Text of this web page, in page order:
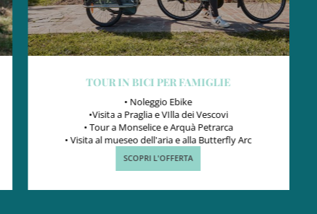
TOUR IN BICI PER FAMIGLIE
• Noleggio Ebike
•Visita a Praglia e VIlla dei Vescovi
• Tour a Monselice e Arquà Petrarca
• Visita al mueseo dell'aria e alla Butterfly Arc
SCOPRI L'OFFERTA